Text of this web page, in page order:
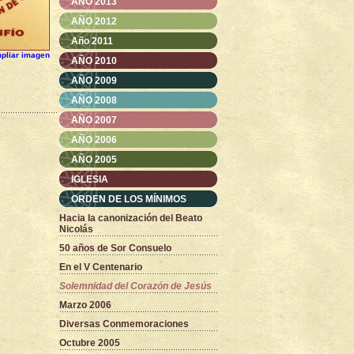
imagen
AÑO 2012
Año 2011
AÑO 2010
AÑO 2009
AÑO 2008
AÑO 2007
AÑO 2006
AÑO 2005
IGLESIA
ORDEN DE LOS MÍNIMOS
Hacia la canonización del Beato
Nicolás
50 años de Sor Consuelo
En el V Centenario
Solemnidad del Corazón de Jesús
Marzo 2006
Diversas Conmemoraciones
Octubre 2005